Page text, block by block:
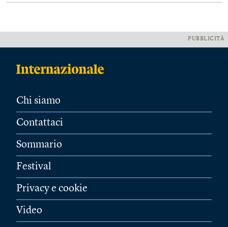
PUBBLICITÀ
Chi siamo
Contattaci
Sommario
Festival
Privacy e cookie
Video